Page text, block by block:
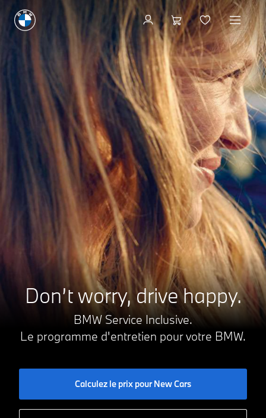
Don’t worry, drive happy.
BMW Service Inclusive.
Le programme d'entretien pour votre BMW.
Calculez le prix pour New Cars